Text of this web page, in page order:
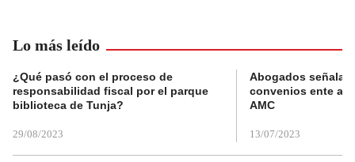
Lo más leído
¿Qué pasó con el proceso de
responsabilidad fiscal por el parque
biblioteca de Tunja?
29/08/2023
Abogados
convenios ente
AMC
13/07/2023